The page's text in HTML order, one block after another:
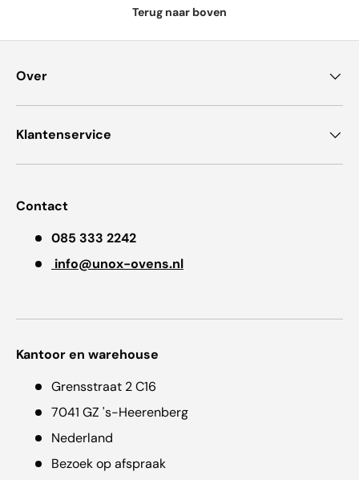
Terug naar boven
Over
Klantenservice
Contact
085 333 2242
info@unox-ovens.nl
Kantoor en warehouse
Grensstraat 2 C16
7041 GZ 's-Heerenberg
Nederland
Bezoek op afspraak